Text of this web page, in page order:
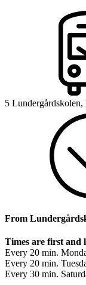
5
From
Times are first and
Every 20 min.
Every 20 min.
Every 30 min.